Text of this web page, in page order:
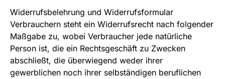
Widerrufsbelehrung und Widerrufsformular
Verbrauchern steht ein Widerrufsrecht nach folgender
Maßgabe zu, wobei Verbraucher jede natürliche
Person ist, die ein Rechtsgeschäft zu Zwecken
abschließt, die überwiegend weder ihrer
gewerblichen noch ihrer selbständigen beruflichen